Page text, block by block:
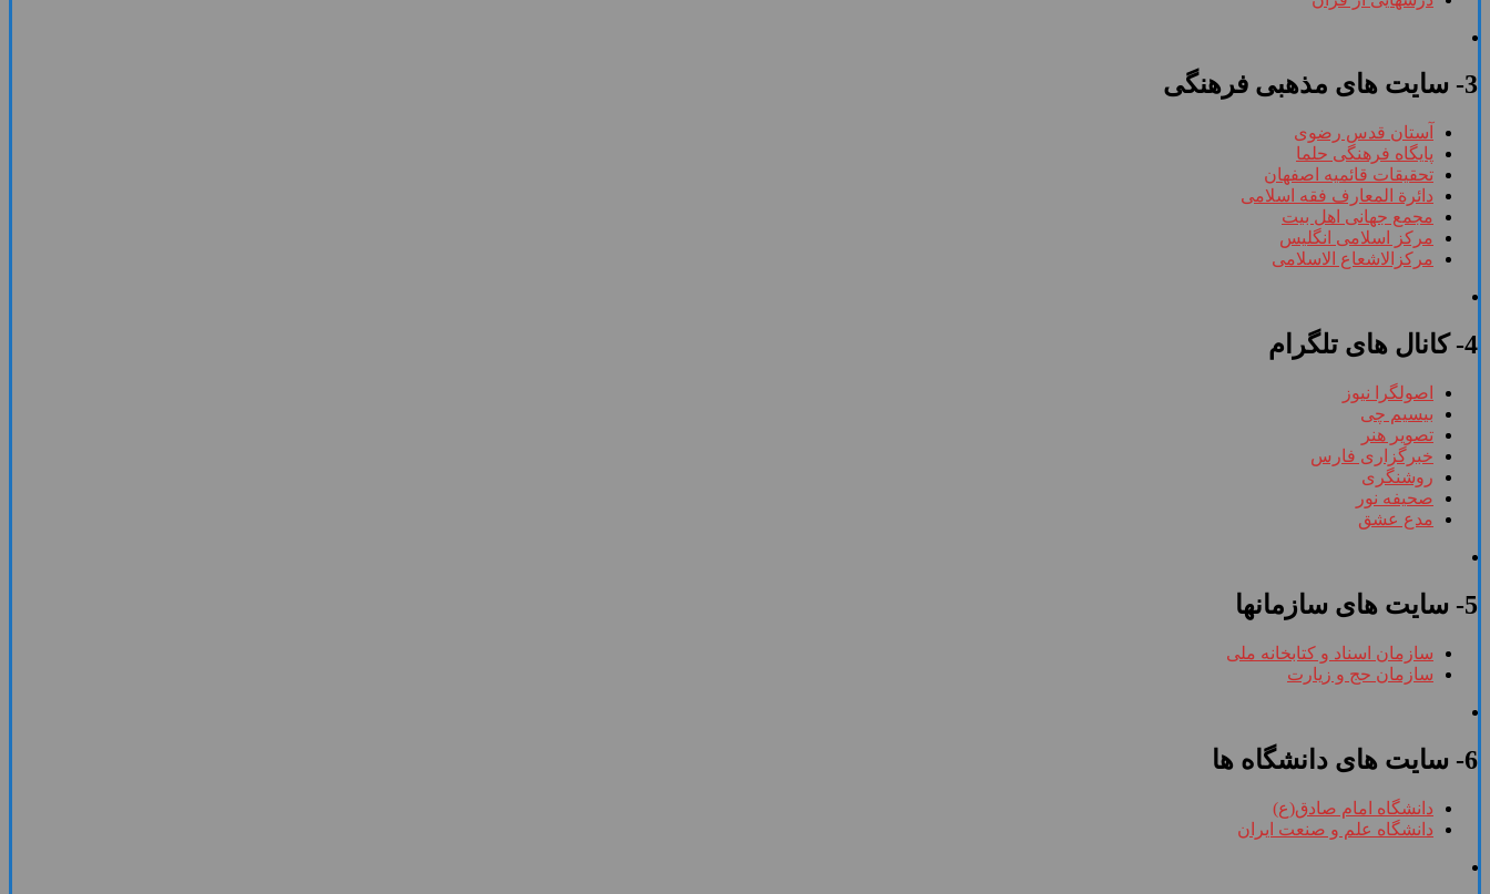
3- سایت های مذهبی فرهنگی
آستان قدس رضوی
پایگاه فرهنگی حلما
تحقیقات قائمیه اصفهان
دائرة المعارف فقه اسلامی
مجمع جهانی اهل بیت
مرکز اسلامی انگلیس
مرکزالاشعاع الاسلامی
4- کانال های تلگرام
اصولگرا نیوز
بیسیم چی
تصویر هنر
خبرگزاری فارس
روشنگری
صحیفه نور
مدع عشق
5- سایت های سازمانها
سازمان اسناد و کتابخانه ملی
سازمان حج و زیارت
6- سایت های دانشگاه ها
دانشگاه امام صادق(ع)
دانشگاه علم و صنعت ایران